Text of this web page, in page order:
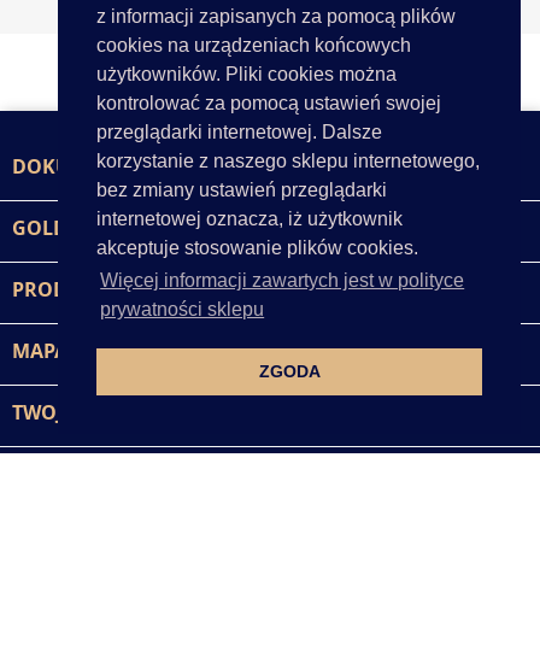
z informacji zapisanych za pomocą plików
cookies na urządzeniach końcowych
użytkowników. Pliki cookies można
kontrolować za pomocą ustawień swojej
przeglądarki internetowej. Dalsze
korzystanie z naszego sklepu internetowego,
bez zmiany ustawień przeglądarki
internetowej oznacza, iż użytkownik
akceptuje stosowanie plików cookies.
Więcej informacji zawartych jest w polityce
prywatności sklepu
ZGODA
DOKUMENTY
GOLD-POL
PRODUKTY
MAPA STRONY
TWOJE KONTO